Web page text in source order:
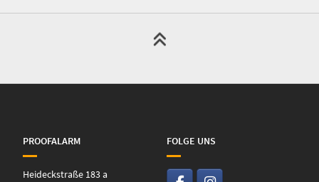
PROOFALARM
Heideckstraße 183 a
FOLGE UNS